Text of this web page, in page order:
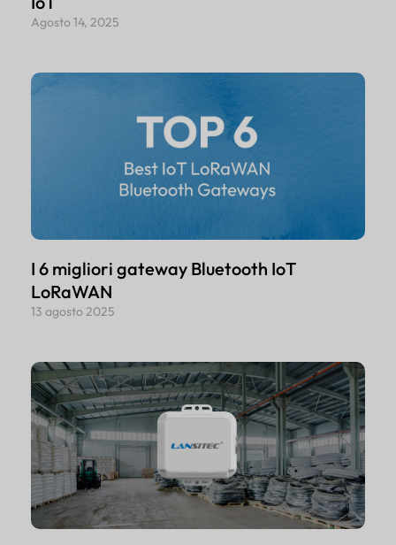
Agosto 14, 2025
I 6 migliori gateway Bluetooth IoT
LoRaWAN
13 agosto 2025